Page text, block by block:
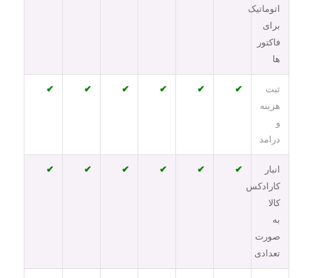
اتوماتیک
برای
فاکتور
ها
ثبت
هزینه
و
درامد
✔
✔
✔
✔
✔
✔
انبار
کارادکس
کالا
به
صورت
تعدادی
✔
✔
✔
✔
✔
✔